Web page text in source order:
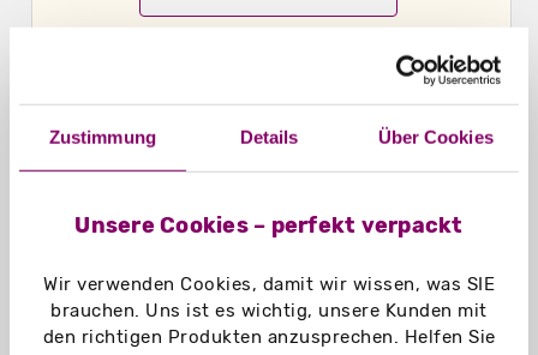
Zustimmung Details Über Cookies
Unsere Cookies – perfekt verpackt
Wir verwenden Cookies, damit wir wissen, was SIE
brauchen. Uns ist es wichtig, unsere Kunden mit
den richtigen Produkten anzusprechen. Helfen Sie
Unser Geschenk für Sie: